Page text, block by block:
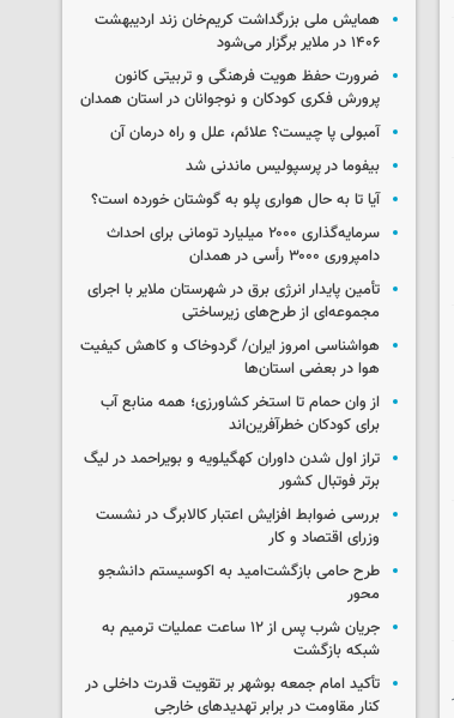
همایش ملی بزرگداشت کریم‌خان زند اردیبهشت
۱۴۰۶ در ملایر برگزار می‌شود
ضرورت حفظ هویت فرهنگی و تربیتی کانون
پرورش فکری کودکان و نوجوانان در استان همدان
آمبولی پا چیست؟ علائم، علل و راه درمان آن
بیفوما در پرسپولیس ماندنی شد
آیا تا به حال هواری پلو به گوشتان خورده است؟
سرمایه‌گذاری ۲۰۰۰ میلیارد تومانی برای احداث
دامپروری ۳۰۰۰ رأسی در همدان
تأمین پایدار انرژی برق در شهرستان ملایر با اجرای
مجموعه‌ای از طرح‌های زیرساختی
هواشناسی امروز ایران/ گردوخاک و کاهش کیفیت
هوا در بعضی استان‌ها
از وان حمام تا استخر کشاورزی؛ همه منابع آب
برای کودکان خطرآفرین‌اند
تراز اول شدن داوران کهگیلویه و بویراحمد در لیگ
برتر فوتبال کشور
بررسی ضوابط افزایش اعتبار کالابرگ در نشست
وزرای اقتصاد و کار
طرح حامی بازگشت‌امید به اکوسیستم دانشجو
محور
جریان شرب پس از ۱۲ ساعت عملیات ترمیم به
شبکه بازگشت
تأکید امام جمعه بوشهر بر تقویت قدرت داخلی در
کنار مقاومت در برابر تهدیدهای خارجی